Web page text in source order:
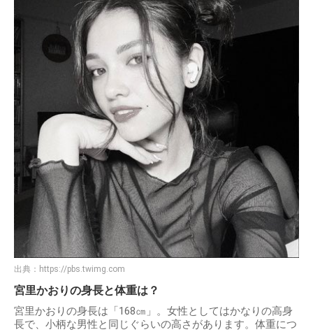
出典： https://pbs.twimg.com
宮里かおりの身長と体重は？
宮里かおりの身長は「168㎝」。女性としてはかなりの高身
長で、小柄な男性と同じぐらいの高さがあります。体重につ